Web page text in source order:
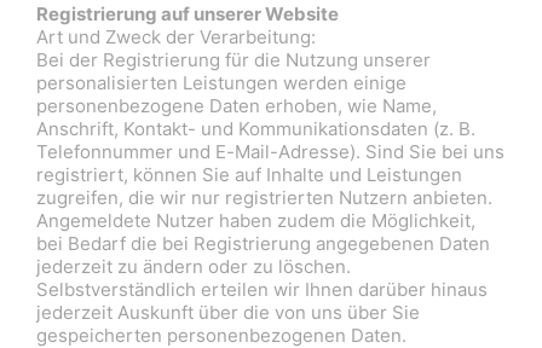
Registrierung auf unserer Website
Art und Zweck der Verarbeitung:
Bei der Registrierung für die Nutzung unserer
personalisierten Leistungen werden einige
personenbezogene Daten erhoben, wie Name,
Anschrift, Kontakt- und Kommunikationsdaten (z. B.
Telefonnummer und E-Mail-Adresse). Sind Sie bei uns
registriert, können Sie auf Inhalte und Leistungen
zugreifen, die wir nur registrierten Nutzern anbieten.
Angemeldete Nutzer haben zudem die Möglichkeit,
bei Bedarf die bei Registrierung angegebenen Daten
jederzeit zu ändern oder zu löschen.
Selbstverständlich erteilen wir Ihnen darüber hinaus
jederzeit Auskunft über die von uns über Sie
gespeicherten personenbezogenen Daten.